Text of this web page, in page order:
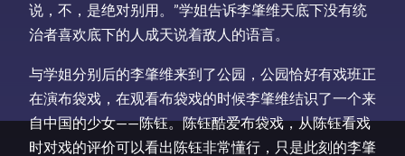
说，不，是绝对别用。”学姐告诉李肇维天底下没有统
治者喜欢底下的人成天说着敌人的语言。
与学姐分别后的李肇维来到了公园，公园恰好有戏班正
在演布袋戏，在观看布袋戏的时候李肇维结识了一个来
自中国的少女——陈钰。陈钰酷爱布袋戏，从陈钰看戏
时对戏的评价可以看出陈钰非常懂行，只是此刻的李肇